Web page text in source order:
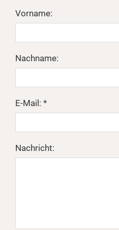
Vorname:
Nachname:
E-Mail: *
Nachricht: